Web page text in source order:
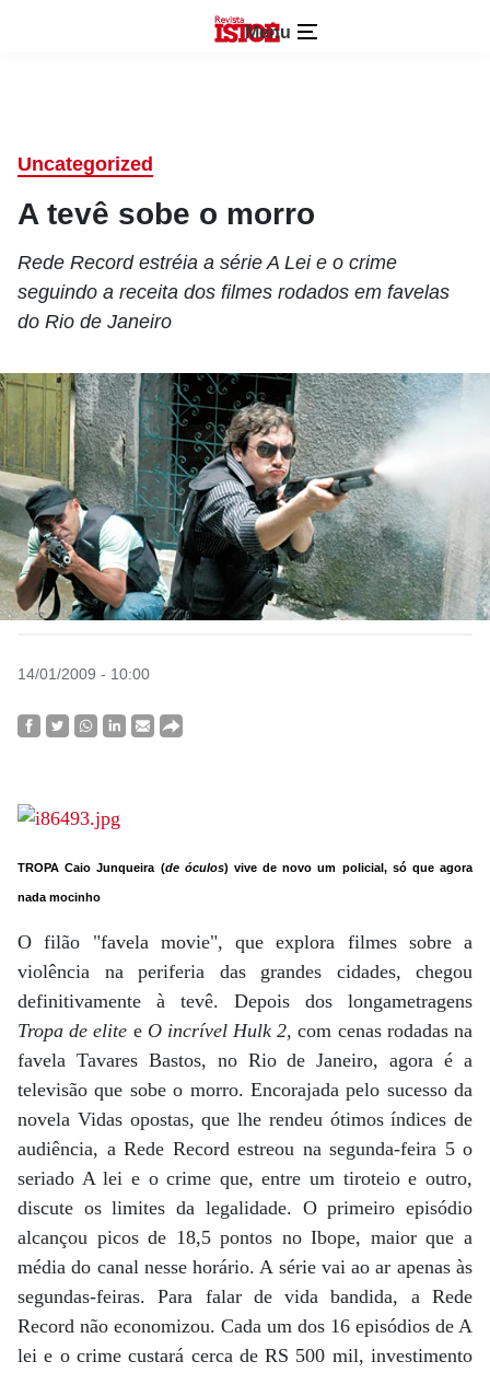
Menu
Uncategorized
A tevê sobe o morro
Rede Record estréia a série A Lei e o crime
seguindo a receita dos filmes rodados em favelas
do Rio de Janeiro
14/01/2009 - 10:00
TROPA Caio Junqueira (de óculos) vive de novo um policial, só que agora
nada mocinho
O filão "favela movie", que explora filmes sobre a
violência na periferia das grandes cidades, chegou
definitivamente à tevê. Depois dos longametragens
Tropa de elite e O incrível Hulk 2, com cenas rodadas na
favela Tavares Bastos, no Rio de Janeiro, agora é a
televisão que sobe o morro. Encorajada pelo sucesso da
novela Vidas opostas, que lhe rendeu ótimos índices de
audiência, a Rede Record estreou na segunda-feira 5 o
seriado A lei e o crime que, entre um tiroteio e outro,
discute os limites da legalidade. O primeiro episódio
alcançou picos de 18,5 pontos no Ibope, maior que a
média do canal nesse horário. A série vai ao ar apenas às
segundas-feiras. Para falar de vida bandida, a Rede
Record não economizou. Cada um dos 16 episódios de A
lei e o crime custará cerca de RS 500 mil, investimento